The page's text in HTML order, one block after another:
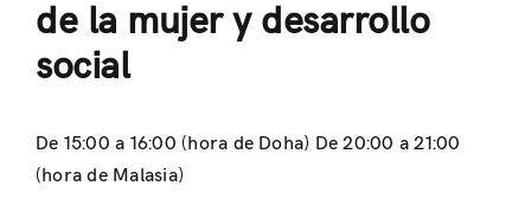
de la mujer y desarrollo
social
De 15:00 a 16:00 (hora de Doha) De 20:00 a 21:00
(hora de Malasia)